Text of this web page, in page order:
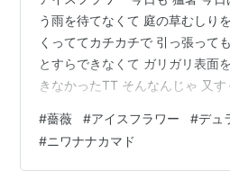
う雨を待てなくて 庭の草むしり
くっててカチカチで 引っ張って
とすらできなくて ガリガリ表面
きなかったTT そんなんじゃ 又
黄変が多くなってきたし 直陽に
てきた； 〇薔薇 アイスフラワー
#薔薇 #アイスフラワー #デュ
#ニワナナカマド